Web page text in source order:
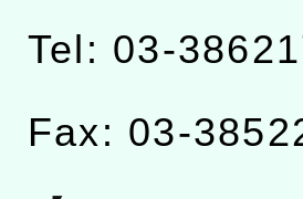
Tel: 03-
Fax: 03-